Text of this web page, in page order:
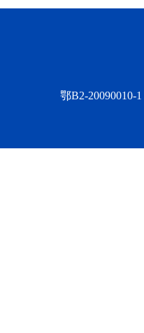
鄂B2-20090010-1